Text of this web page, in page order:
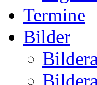
Termine
Bilder